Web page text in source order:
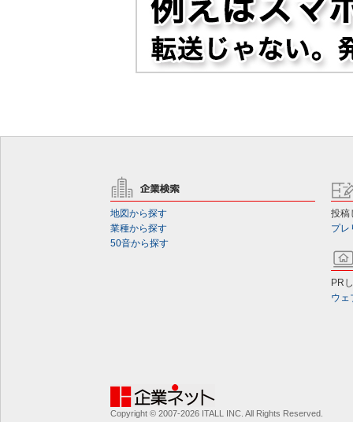
地図から探す
業種から探す
50音から探す
投稿
プレ
PR
ウェ
Copyright © 2007-2026 ITALL INC. All Rights Reserved.